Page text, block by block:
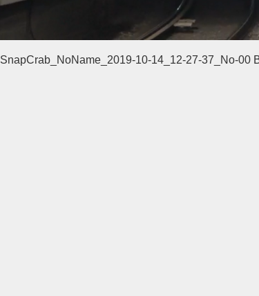
SnapCrab_NoName_2019-10-14_12-27-37_No-00